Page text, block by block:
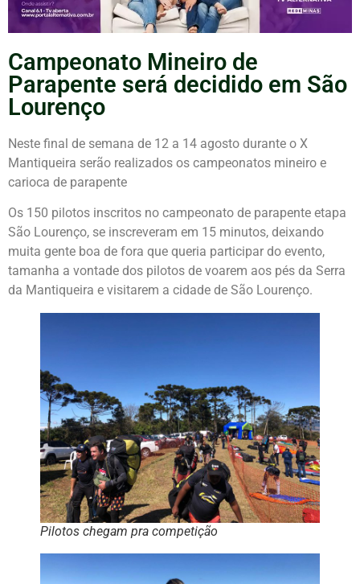
Campeonato Mineiro de
Parapente será decidido em São
Lourenço
Neste final de semana de 12 a 14 agosto durante o X
Mantiqueira serão realizados os campeonatos mineiro e
carioca de parapente
Os 150 pilotos inscritos no campeonato de parapente etapa
São Lourenço, se inscreveram em 15 minutos, deixando
muita gente boa de fora que queria participar do evento,
tamanha a vontade dos pilotos de voarem aos pés da Serra
da Mantiqueira e visitarem a cidade de São Lourenço.
Pilotos chegam pra competição